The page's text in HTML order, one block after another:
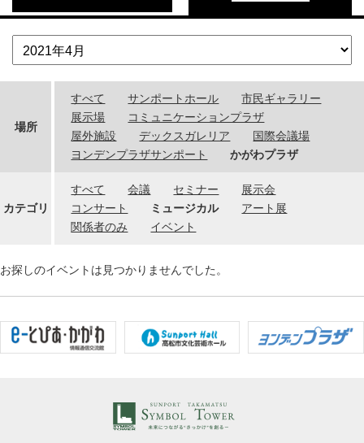
場所
すべて サンポートホール
市民ギャラリー
展示場
コミュニケーションプラザ
屋外施設
デックスガレリア
国際会議場
ヨンデンプラザサンポート
かがわプラザ
カテゴリ
すべて 会議 セミナー
展示会
コンサート
ミュージカル
アート展
関係者のみ
イベント
お探しのイベントは見つかりませんでした。